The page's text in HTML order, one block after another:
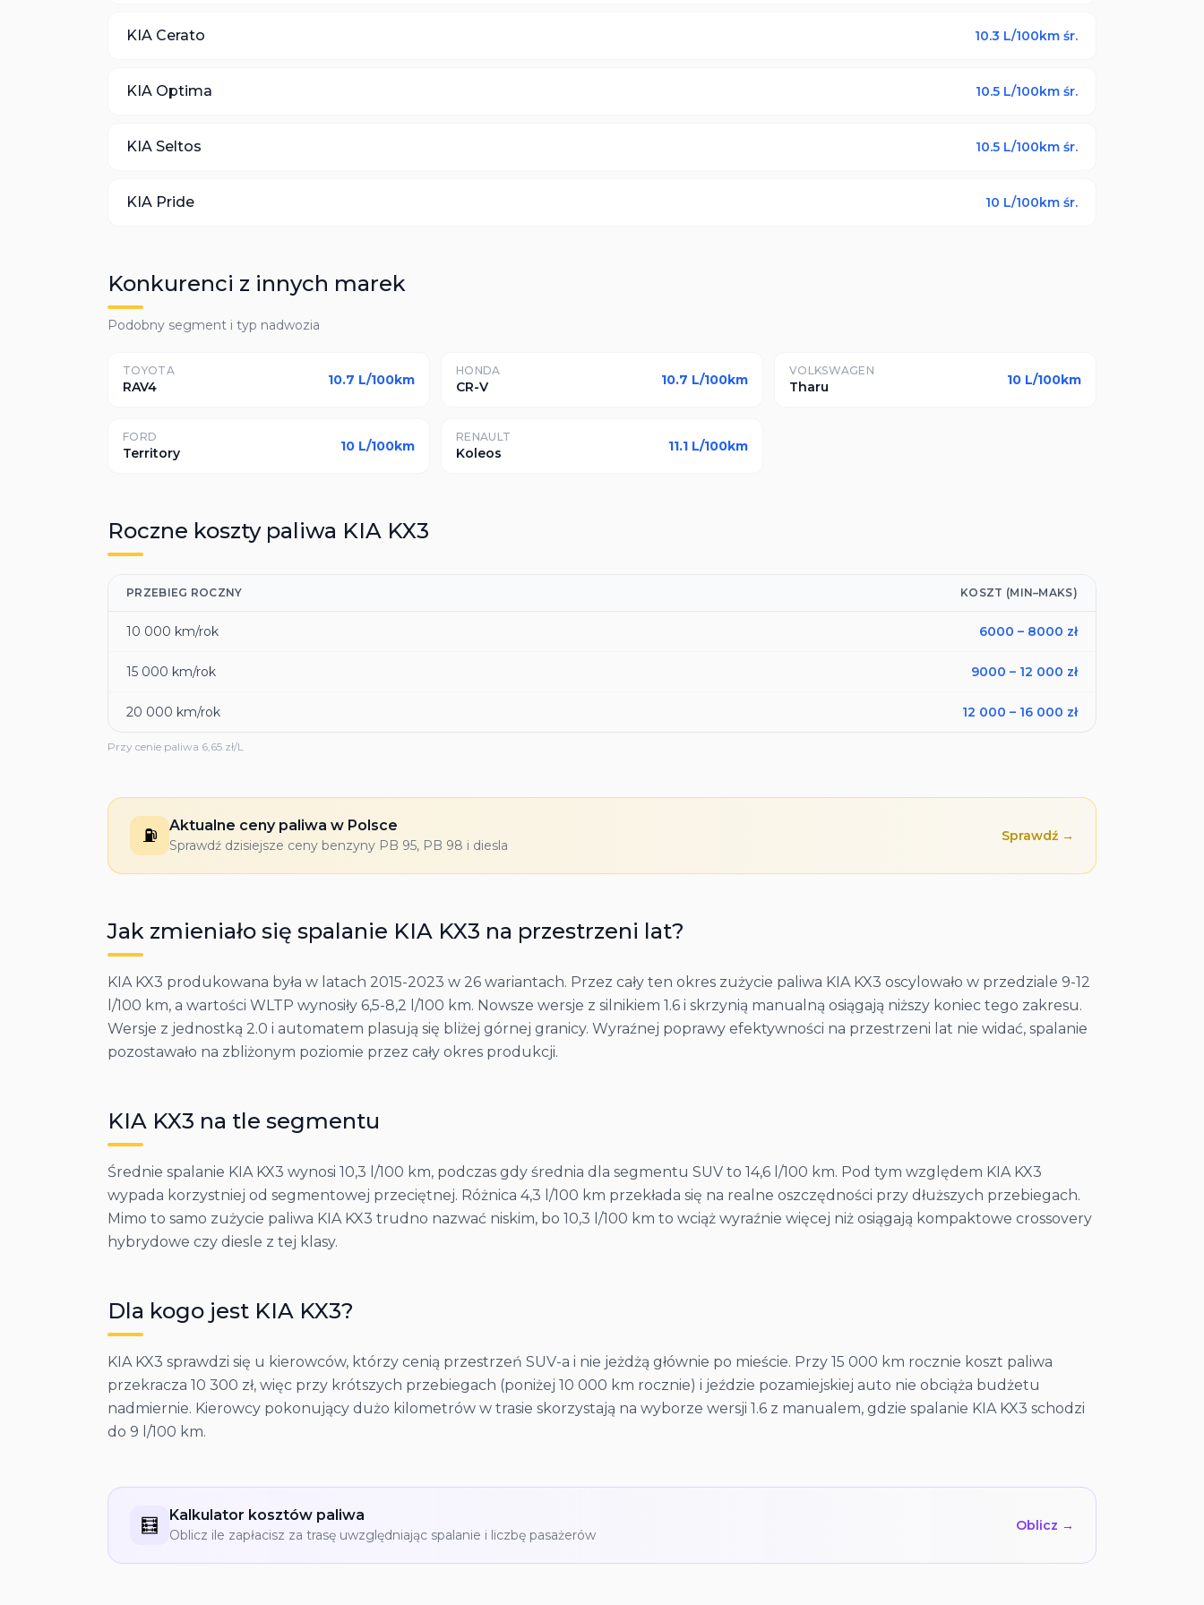
KIA Cerato 10.3 L/100km śr.
KIA Optima 10.5 L/100km śr.
KIA Seltos 10.5 L/100km śr.
KIA Pride 10 L/100km śr.
Konkurenci z innych marek
Podobny segment i typ nadwozia
TOYOTA
RAV4 10.7 L/100km
HONDA
CR-V 10.7 L/100km
VOLKSWAGEN
Tharu 10 L/100km
FORD
Territory 10 L/100km
RENAULT
Koleos 11.1 L/100km
Roczne koszty paliwa KIA KX3
PRZEBIEG ROCZNY KOSZT (MIN–MAKS)
10 000 km/rok 6000 – 8000 zł
15 000 km/rok 9000 – 12 000 zł
20 000 km/rok 12 000 – 16 000 zł
Przy cenie paliwa 6,65 zł/L
⛽ Aktualne ceny paliwa w Polsce
Sprawdź dzisiejsze ceny benzyny PB 95, PB 98 i diesla
Sprawdź →
Jak zmieniało się spalanie KIA KX3 na przestrzeni lat?
KIA KX3 produkowana była w latach 2015-2023 w 26 wariantach. Przez cały ten okres zużycie paliwa KIA KX3 oscylowało w przedziale 9-12
l/100 km, a wartości WLTP wynosiły 6,5-8,2 l/100 km. Nowsze wersje z silnikiem 1.6 i skrzynią manualną osiągają niższy koniec tego zakresu.
Wersje z jednostką 2.0 i automatem plasują się bliżej górnej granicy. Wyraźnej poprawy efektywności na przestrzeni lat nie widać, spalanie
pozostawało na zbliżonym poziomie przez cały okres produkcji.
KIA KX3 na tle segmentu
Średnie spalanie KIA KX3 wynosi 10,3 l/100 km, podczas gdy średnia dla segmentu SUV to 14,6 l/100 km. Pod tym względem KIA KX3
wypada korzystniej od segmentowej przeciętnej. Różnica 4,3 l/100 km przekłada się na realne oszczędności przy dłuższych przebiegach.
Mimo to samo zużycie paliwa KIA KX3 trudno nazwać niskim, bo 10,3 l/100 km to wciąż wyraźnie więcej niż osiągają kompaktowe crossovery
hybrydowe czy diesle z tej klasy.
Dla kogo jest KIA KX3?
KIA KX3 sprawdzi się u kierowców, którzy cenią przestrzeń SUV-a i nie jeżdżą głównie po mieście. Przy 15 000 km rocznie koszt paliwa
przekracza 10 300 zł, więc przy krótszych przebiegach (poniżej 10 000 km rocznie) i jeździe pozamiejskiej auto nie obciąża budżetu
nadmiernie. Kierowcy pokonujący dużo kilometrów w trasie skorzystają na wyborze wersji 1.6 z manualem, gdzie spalanie KIA KX3 schodzi
do 9 l/100 km.
🧮 Kalkulator kosztów paliwa
Oblicz ile zapłacisz za trasę uwzględniając spalanie i liczbę pasażerów
Oblicz →